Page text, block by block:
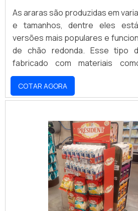
As araras são produzidas em
e tamanhos, dentre eles
versões mais populares e
de chão redonda. Esse tipo
fabricado com materiais
cromado ou aço,
confere grande resistência
corrosão, por exemplo. ALTA
utilizados são os melhores
necessidade é garantir a
capacidade de armazenagem,
quilos de roupa sem prejuízo à
COTAR AGORA